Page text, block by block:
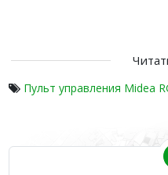
Пульт управления Midea